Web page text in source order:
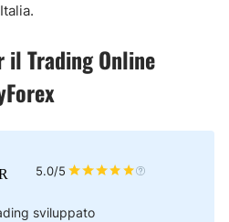
Trading Online
5.0/5
sviluppato